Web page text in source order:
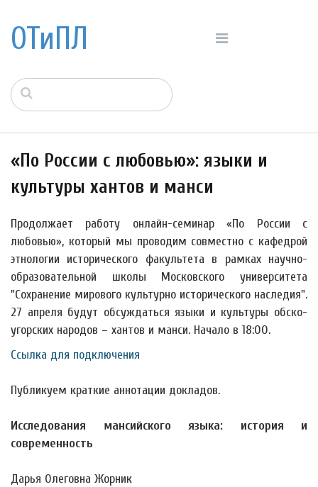
ОТиПЛ
«По России с любовью»: языки и
культуры хантов и манси
Продолжает работу онлайн-семинар «По России с
любовью», который мы проводим совместно с кафедрой
этнологии исторического факультета в рамках научно-
образовательной школы Московского университета
"Сохранение мирового культурно исторического наследия".
27 апреля будут обсуждаться языки и культуры обско-
угорских народов – хантов и манси. Начало в 18:00.
Ссылка для подключения
Публикуем краткие аннотации докладов.
Исследования мансийского языка: история и
современность
Дарья Олеговна Жорник